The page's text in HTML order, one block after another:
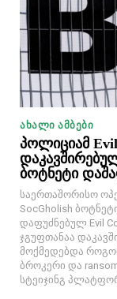
ᲐᲮᲐᲚᲘ ᲐᲛᲑᲔᲑᲘ
პოლიციამ
ბოტნეტი
საერთაშორისო
SocGholish
დაფუძნებულ Evil
ჯგუფთანაა
მოქმედებდა
ბროკერი და
სტეიჯინგ